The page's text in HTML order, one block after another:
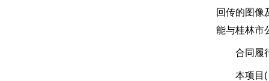
回传的图像
能与桂林市
合同履行
本项目(